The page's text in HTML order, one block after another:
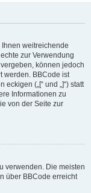
weitreichende
zur Verwendung
können jedoch
werden. BBCode ist
(„[“ und „]“) statt
Informationen zu
von der Seite zur
verwenden. Die meisten
über BBCode erreicht